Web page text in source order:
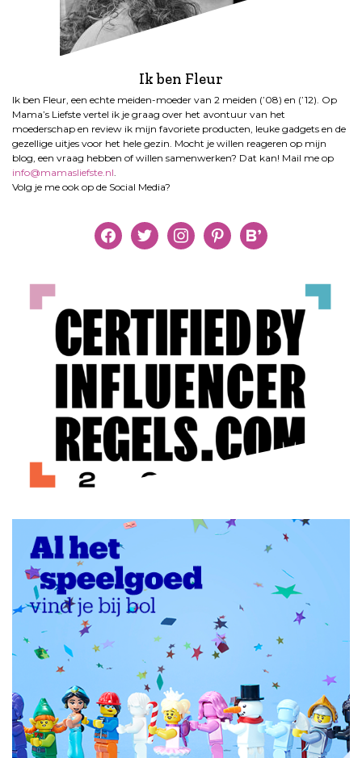
Ik ben Fleur
Ik ben Fleur, een echte meiden-moeder van 2 meiden (’08) en (’12). Op
Mama’s Liefste vertel ik je graag over het avontuur van het
moederschap en review ik mijn favoriete producten, leuke gadgets en de
gezellige uitjes voor het hele gezin. Mocht je willen reageren op mijn
blog, een vraag hebben of willen samenwerken? Dat kan! Mail me op
info@mamasliefste.nl.
Volg je me ook op de Social Media?
facebooktwitter instagrampinterestbloglovin